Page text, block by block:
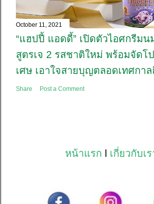
October 11, 2021
“แฮปปี้ แอดดี้” เปิดตัวไอศกรีม
สูตรเจ 2 รสชาติใหม่ พร้อมจัดโ
เศษ เอาใจสายบุญตลอดเทศกา
Share Post a Comment
หน้าแรก เกี่ยวกับเร